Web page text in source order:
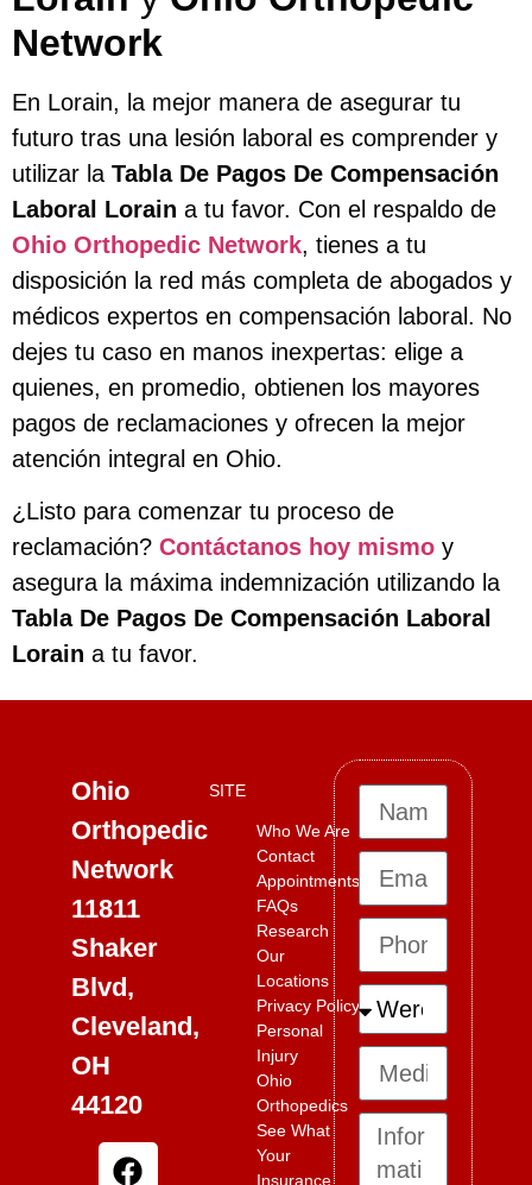
Network
En Lorain, la mejor manera de asegurar tu
futuro tras una lesión laboral es comprender y
utilizar la Tabla De Pagos De Compensación
Laboral Lorain a tu favor. Con el respaldo de
Ohio Orthopedic Network, tienes a tu
disposición la red más completa de abogados y
médicos expertos en compensación laboral. No
dejes tu caso en manos inexpertas: elige a
quienes, en promedio, obtienen los mayores
pagos de reclamaciones y ofrecen la mejor
atención integral en Ohio.
¿Listo para comenzar tu proceso de
reclamación? Contáctanos hoy mismo y
asegura la máxima indemnización utilizando la
Tabla De Pagos De Compensación Laboral
Lorain a tu favor.
Ohio
Orthopedic
Network
11811
Shaker
Blvd,
Cleveland,
OH
44120
SITE
Who We Are
Contact
Appointments
FAQs
Research
Our
Locations
Privacy Policy
Personal
Injury
Ohio
Orthopedics
See What
Your
Insurance